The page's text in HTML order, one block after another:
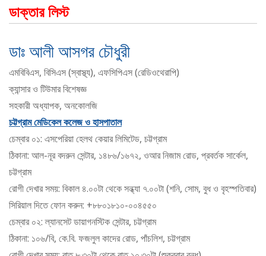
ডাক্তার লিস্ট
ডাঃ আলী আসগর চৌধুরী
এমবিবিএস, বিসিএস (স্বাস্থ্য), এফসিপিএস (রেডিওথেরাপি)
ক্যান্সার ও টিউমার বিশেষজ্ঞ
সহকারী অধ্যাপক, অনকোলজি
চট্টগ্রাম মেডিকেল কলেজ ও হাসপাতাল
চেম্বার ০১: এসপেরিয়া হেলথ কেয়ার লিমিটেড, চট্টগ্রাম
ঠিকানা: আল-নূর বদরুন সেন্টার, ১৪৮৬/১৬৭২, ওআর নিজাম রোড, প্রবর্তক সার্কেল,
চট্টগ্রাম
রোগী দেখার সময়: বিকাল ৪.০০টা থেকে সন্ধ্যা ৭.০০টা (শনি, সোম, বুধ ও বৃহস্পতিবার)
সিরিয়াল দিতে ফোন করুন: +৮৮০১৮১০-০০৪৫৫০
চেম্বার ০২: ল্যানসেট ডায়াগনস্টিক সেন্টার, চট্টগ্রাম
ঠিকানা: ১০৬/বি, কে.বি. ফজলুল কাদের রোড, পাঁচলিশ, চট্টগ্রাম